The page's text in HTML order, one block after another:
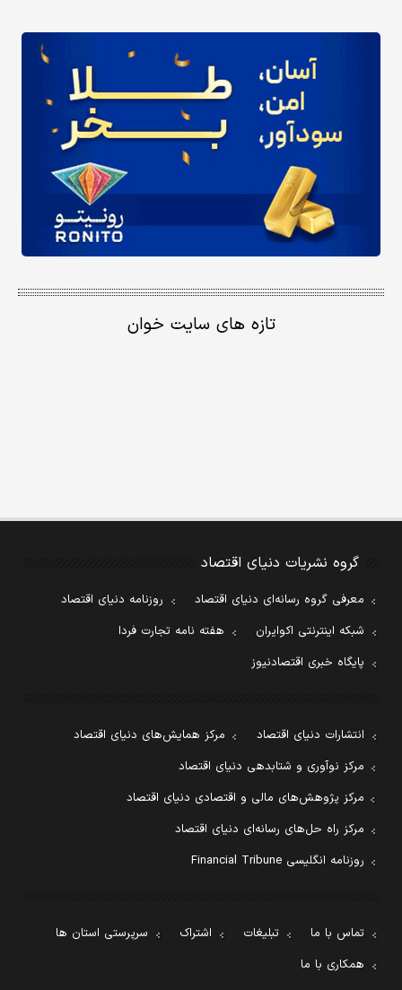
تازه های سایت خوان
گروه نشریات دنیای اقتصاد
معرفی گروه رسانه‌ای دنیای اقتصاد
روزنامه دنیای اقتصاد
شبکه اینترنتی اکوایران
هفته نامه تجارت فردا
پایگاه خبری اقتصادنیوز
انتشارات دنیای اقتصاد
مرکز همایش‌های دنیای اقتصاد
مرکز نوآوری و شتابدهی دنیای اقتصاد
مرکز پژوهش‌های مالی و اقتصادی دنیای اقتصاد
مرکز راه حل‌های رسانه‌ای دنیای اقتصاد
روزنامه انگلیسی Financial Tribune
تماس با ما تبلیغات اشتراک
سرپرستی استان ها
همکاری با ما